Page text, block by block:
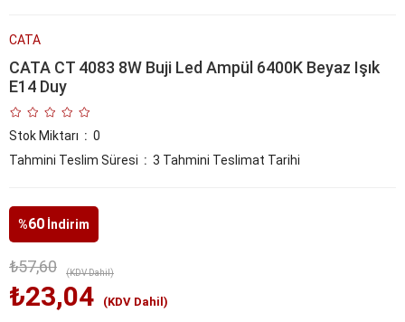
CATA
CATA CT 4083 8W Buji Led Ampül 6400K Beyaz Işık
E14 Duy
Stok Miktarı : 0
Tahmini Teslim Süresi : 3 Tahmini Teslimat Tarihi
%60 İndirim
₺57,60 (KDV Dahil)
₺23,04 (KDV Dahil)